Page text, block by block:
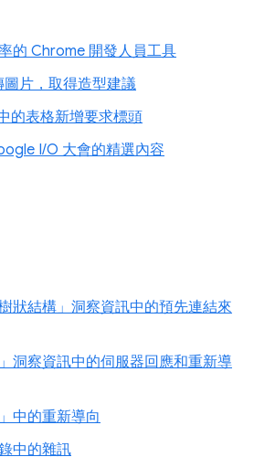
的 Chrome 開發人員工具
片，取得造型建議
的表格新增要求標頭
I/O 大會的精選內容
狀結構」洞察資訊中的預先連結來
洞察資訊中的伺服器回應和重新導
中的重新導向
中的雜訊